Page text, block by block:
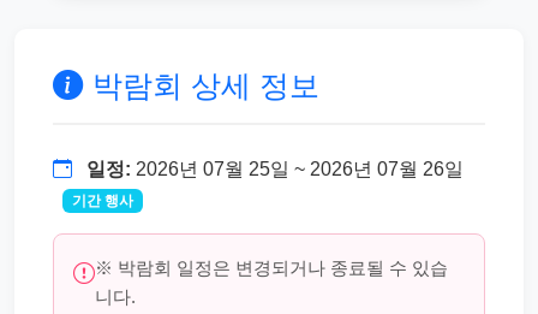
박람회 상세 정보
일정: 2026년 07월 25일 ~ 2026년 07월 26일
기간 행사
※ 박람회 일정은 변경되거나 종료될 수 있습
니다.